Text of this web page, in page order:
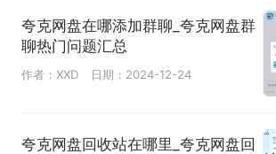
夸克网盘在哪添加群聊_夸克网盘群
聊热门问题汇总
作者：XXD 日期：2024-12-24
夸克网盘回收站在哪里_夸克网盘回